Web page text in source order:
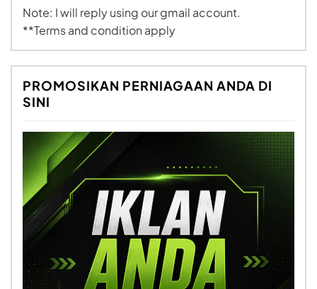
Note: I will reply using our gmail account.
**Terms and condition apply
PROMOSIKAN PERNIAGAAN ANDA DI
SINI